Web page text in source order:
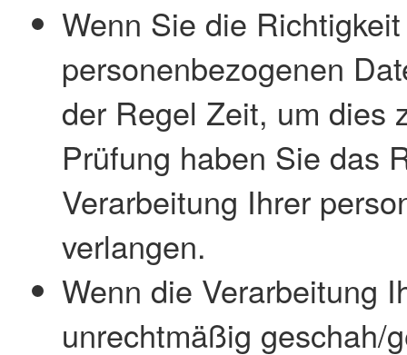
Wenn Sie die
personenbezogenen
der Regel Zeit, um dies
Prüfung haben Sie das
Verarbeitung Ihrer
verlangen.
Wenn die Verarbeitung
unrechtmäßig geschah/